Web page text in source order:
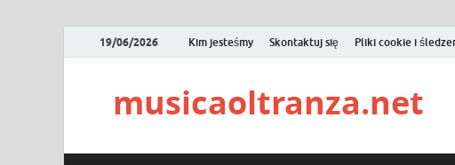
19/06/2026 Kim jesteśmy Skontaktuj się Pliki cookie i
musicaoltranza.net